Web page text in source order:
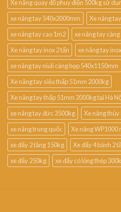
Xe nâng quay đổ phuy điện 500kg sử
xe nâng tay 540x2000mm
Xe nâng
xe nâng tay cao 1m2
xe nâng tay
Xe nâng tay inox 2 tấn
xe nâng tay
xe nâng tay niuli càng hẹp 540x1150mm
Xe nâng tay siêu thấp 51mm 2000kg
Xe nâng tay thấp 51mm 2000kg tại Hà
xe nâng tay đức 3500kg
Xe nâng
xe nâng trung quốc
Xe nâng WP1000
xe đẩy 2 tầng 150kg
Xe đẩy 4 bánh 2
xe đẩy 250kg
xe đẩy có lòng thép